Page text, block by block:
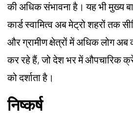
की अधिक संभावना है। यह भी मुख्य
कार्ड स्वामित्व अब मेट्रो शहरों तक
और ग्रामीण क्षेत्रों में अधिक लोग अब
कर रहे हैं, जो देश भर में औपचारिक
को दर्शाता है।
निष्कर्ष